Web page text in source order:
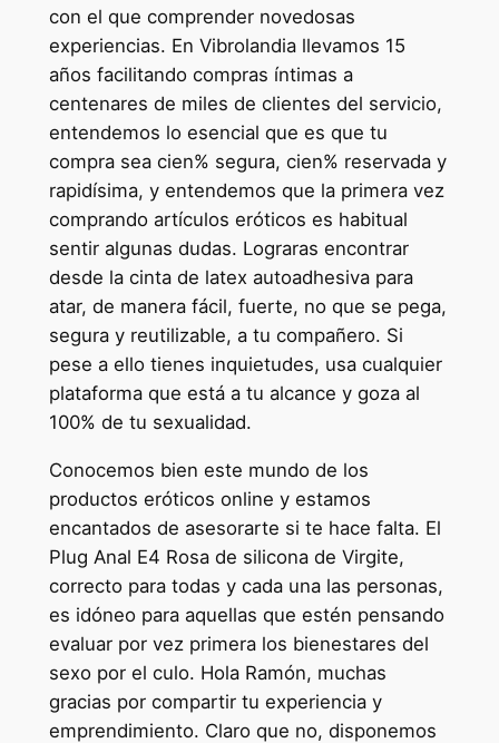
con el que comprender novedosas
experiencias. En Vibrolandia llevamos 15
años facilitando compras íntimas a
centenares de miles de clientes del servicio,
entendemos lo esencial que es que tu
compra sea cien% segura, cien% reservada y
rapidísima, y entendemos que la primera vez
comprando artículos eróticos es habitual
sentir algunas dudas. Lograras encontrar
desde la cinta de latex autoadhesiva para
atar, de manera fácil, fuerte, no que se pega,
segura y reutilizable, a tu compañero. Si
pese a ello tienes inquietudes, usa cualquier
plataforma que está a tu alcance y goza al
100% de tu sexualidad.
Conocemos bien este mundo de los
productos eróticos online y estamos
encantados de asesorarte si te hace falta. El
Plug Anal E4 Rosa de silicona de Virgite,
correcto para todas y cada una las personas,
es idóneo para aquellas que estén pensando
evaluar por vez primera los bienestares del
sexo por el culo. Hola Ramón, muchas
gracias por compartir tu experiencia y
emprendimiento. Claro que no, disponemos